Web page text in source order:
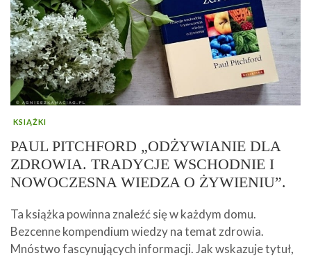
KSIĄŻKI
PAUL PITCHFORD „ODŻYWIANIE DLA
ZDROWIA. TRADYCJE WSCHODNIE I
NOWOCZESNA WIEDZA O ŻYWIENIU”.
Ta książka powinna znaleźć się w każdym domu.
Bezcenne kompendium wiedzy na temat zdrowia.
Mnóstwo fascynujących informacji. Jak wskazuje tytuł,